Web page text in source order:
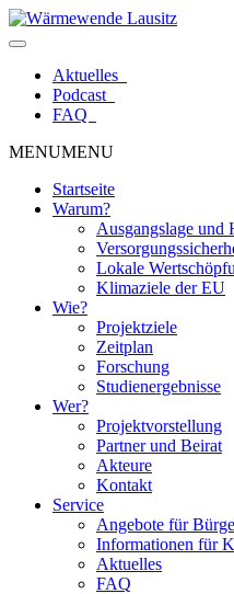
Zum
Inhalt
Aktuelles
Podcast
FAQ
MENUMENU
Startseite
Warum?
Ausgangslage und
Lokale
Klimaziele der EU
Wie?
Projektziele
Zeitplan
Forschung
Studienergebnisse
Wer?
Projektvorstellung
Partner und Beirat
Akteure
Kontakt
Service
Angebote für
Informationen für
Aktuelles
FAQ